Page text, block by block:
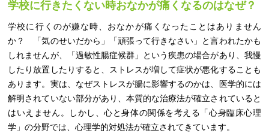
学校に行きたくない時おなかが痛くなるのはなぜ？
学校に行くのが嫌な時、おなかが痛くなったことはありません
か？ 「気のせいだから」「頑張って行きなさい」と言われたかも
しれませんが、「過敏性腸症候群」という疾患の場合があり、我慢
したり放置したりすると、ストレスが増して症状が悪化することも
あります。実は、なぜストレスが腸に影響するのかは、医学的には
解明されていない部分があり、本質的な治療法が確立されていると
はいえません。しかし、心と身体の関係を考える「心身臨床心理
学」の分野では、心理学的対処法が確立されてきています。